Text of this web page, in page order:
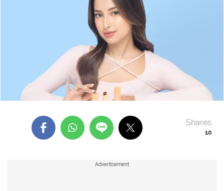
10
Shares
Advertisement